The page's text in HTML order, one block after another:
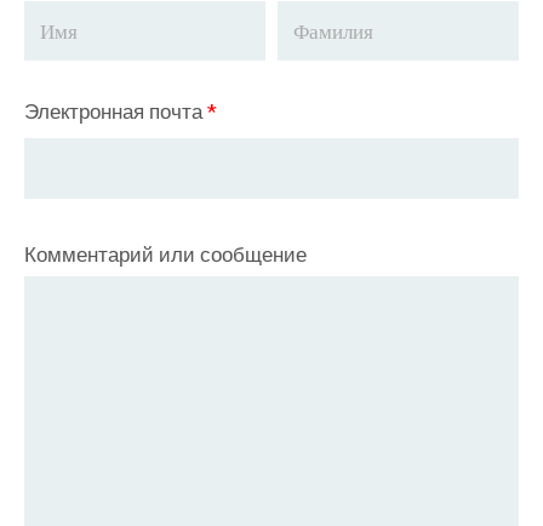
Электронная почта*
Комментарий или сообщение